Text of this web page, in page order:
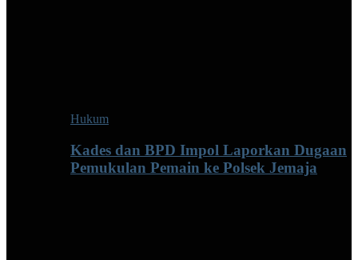
Hukum
Kades dan BPD Impol Laporkan Dugaan
Pemukulan Pemain ke Polsek Jemaja